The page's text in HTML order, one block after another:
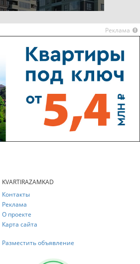
Реклама
KVARTIRAZAMKAD
Контакты
Реклама
О проекте
Карта сайта
Разместить объявление